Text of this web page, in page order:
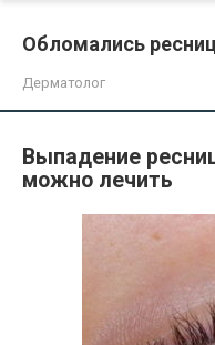
Обломались
Дерматолог
Выпадение
можно лечить